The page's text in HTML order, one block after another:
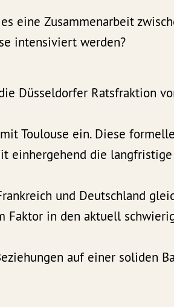
eine Zusammenarbeit
intensiviert werden?
Düsseldorfer Ratsfraktion
Toulouse ein. Diese
einhergehend die
und Deutschland
Faktor in den aktuell
auf einer soliden